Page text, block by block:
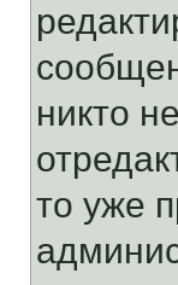
никто
то уже